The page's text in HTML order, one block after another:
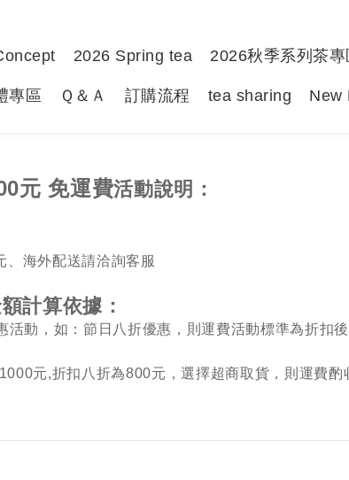
2026 Spring tea 2026秋季系列茶專
專區 Ｑ＆Ａ 訂購流程 tea sharing New
元 免運費活動說明：
、海外配送請洽詢客服
計算依據：
活動，如：節日八折優惠，則運費活動標準為折扣後
元,折扣八折為800元，選擇超商取貨，則運費